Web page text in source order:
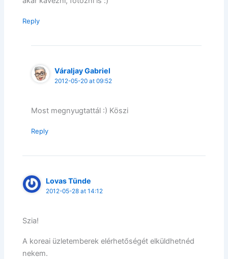
Reply
Váraljay Gabriel
2012-05-20 at 09:52
Most megnyugtattál :) Köszi
Reply
Lovas Tünde
2012-05-28 at 14:12
Szia!
A koreai üzletemberek elérhetőségét elküldhetnéd
nekem.